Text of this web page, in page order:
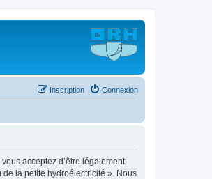
Connexion
Inscription
acceptez d’être légalement
la petite hydroélectricité ». Nous